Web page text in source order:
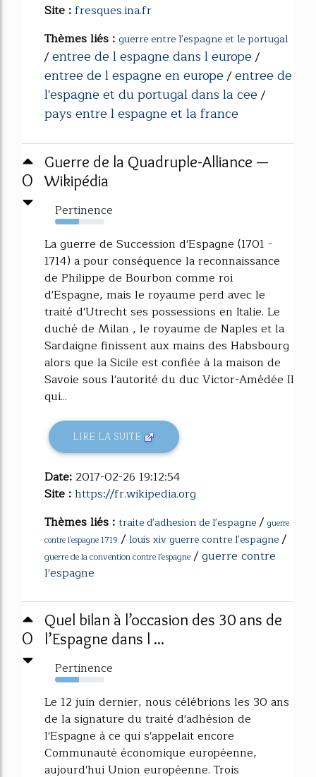
Site :fresques.ina.fr
Thèmes liés : guerre entre l'espagne et le portugal
/entree de l espagne dans l europe/
entree de l espagne en europe/entree de
l'espagne et du portugal dans la cee/
pays entre l espagne et la france
0
Guerre de la Quadruple-Alliance —
Wikipédia
Pertinence
48%
La guerre de Succession d'Espagne (1701 -
1714) a pour conséquence la reconnaissance
de Philippe de Bourbon comme roi
d'Espagne, mais le royaume perd avec le
traité d'Utrecht ses possessions en Italie. Le
duché de Milan , le royaume de Naples et la
Sardaigne finissent aux mains des Habsbourg
alors que la Sicile est confiée à la maison de
Savoie sous l'autorité du duc Victor-Amédée II
qui...
LIRE LA SUITE
Date: 2017-02-26 19:12:54
Site :https://fr.wikipedia.org
Thèmes liés : traite d'adhesion de l'espagne/ guerre
contre l'espagne 1719 / louis xiv guerre contre l'espagne/
guerre de la convention contre l'espagne /guerre contre
l'espagne
0
Quel bilan à l’occasion des 30 ans de
l’Espagne dans l ...
Pertinence
48%
Le 12 juin dernier, nous célébrions les 30 ans
de la signature du traité d'adhésion de
l'Espagne à ce qui s'appelait encore
Communauté économique européenne,
aujourd'hui Union européenne. Trois